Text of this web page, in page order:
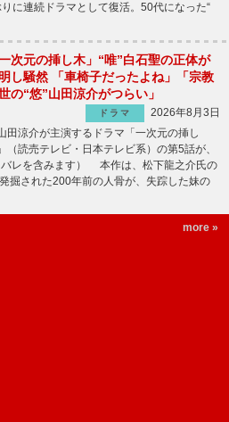
に連続ドラマとして復活。50代になった“
一次元の挿し木」“唯”白石聖の正体が
し騒然 「車椅子だったよね」「宗教
の“悠”山田涼介がつらい」
ドラマ
2026年8月3日
田涼介が主演するドラマ「一次元の挿し
（読売テレビ・日本テレビ系）の第5話が、
レを含みます） 本作は、松下龍之介氏の
掘された200年前の人骨が、失踪した妹の
more »